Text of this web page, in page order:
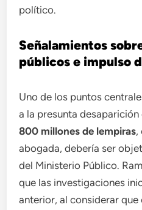
político.
Señalamientos
públicos e impulso
Uno de los puntos
a la presunta
800 millones de lempiras,
abogada, debería ser
del Ministerio Público.
que las investigaciones
anterior, al considerar